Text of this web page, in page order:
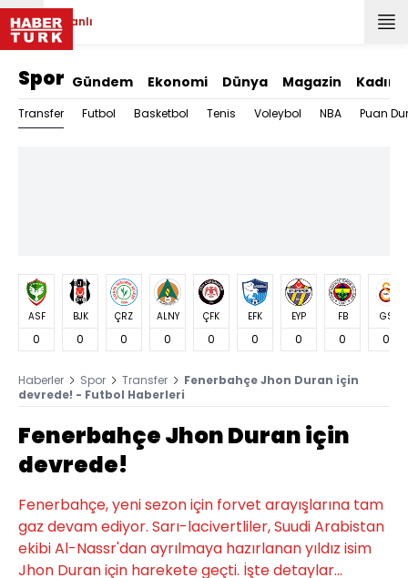
Canlı
Spor Gündem Ekonomi Dünya Magazin Kadın
Transfer Futbol Basketbol Tenis Voleybol NBA Puan
ASF
0
BJK
0
ÇRZ
0
ALNY
0
ÇFK
0
EFK
0
EYP
0
FB
0
GS
0
Haberler Spor Transfer
Fenerbahçe Jhon Duran için
devrede! - Futbol Haberleri
Fenerbahçe Jhon Duran için
devrede!
Fenerbahçe, yeni sezon için forvet arayışlarına tam
gaz devam ediyor. Sarı-lacivertliler, Suudi Arabistan
ekibi Al-Nassr'dan ayrılmaya hazırlanan yıldız isim
Jhon Duran için harekete geçti. İşte detaylar...